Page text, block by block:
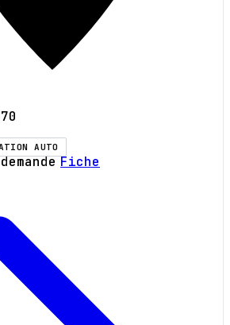
AUTO
Fiche